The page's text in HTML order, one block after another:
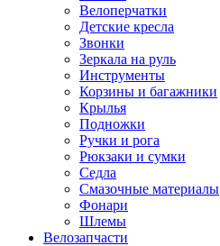
Велоперчатки
Детские кресла
Звонки
Зеркала на руль
Инструменты
Корзины и багажники
Крылья
Подножки
Ручки и рога
Рюкзаки и сумки
Седла
Смазочные материалы
Фонари
Шлемы
Велозапчасти